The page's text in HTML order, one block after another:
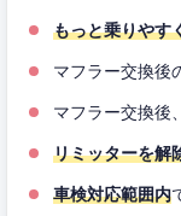
もっと乗りやす
マフラー交換後
マフラー交換後、
リミッターを解
車検対応範囲内